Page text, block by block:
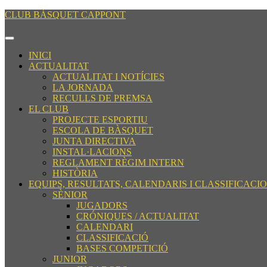
Saltar
contenido
contenido
CLUB BÀSQUET CAPPONT
Botón
aperturaINICI
ACTUALITAT
ACTUALITAT I NOTÍCIES
LA JORNADA
RECULLS DE PREMSA
EL CLUB
PROJECTE ESPORTIU
ESCOLA DE BÀSQUET
JUNTA DIRECTIVA
INSTAL·LACIONS
REGLAMENT RÈGIM INTERN
HISTÒRIA
EQUIPS, RESULTATS, CALENDARIS I
SÈNIOR
JUGADORS
CRÓNIQUES / ACTUALITAT
CALENDARI
CLASSIFICACIÓ
BASES COMPETICIÓ
JUNIOR